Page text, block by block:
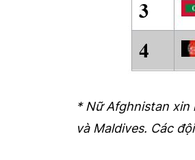
* Nữ Afghnistan xin
và Maldives. Các